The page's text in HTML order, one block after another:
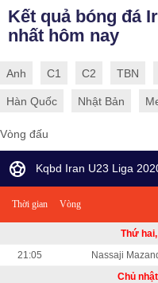
Kết quả bóng đá
nhất hôm nay
Anh C1 C2 TBN
Hàn Quốc Nhật Bản
Vòng đấu
Kqbd Iran U23 Liga
Thời gian Vòng
Thứ
21:05
Nassaji
Chủ